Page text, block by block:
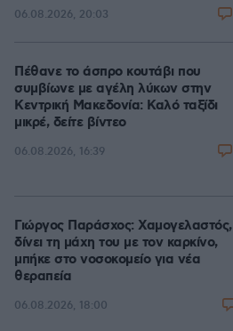
06.08.2026, 20:03
Πέθανε το άσπρο κουτάβι που
συμβίωνε με αγέλη λύκων στην
Κεντρική Μακεδονία: Καλό ταξίδι
μικρέ, δείτε βίντεο
06.08.2026, 16:39
Γιώργος Παράσχος: Χαμογελαστός,
δίνει τη μάχη του με τον καρκίνο,
μπήκε στο νοσοκομείο για νέα
θεραπεία
06.08.2026, 18:00